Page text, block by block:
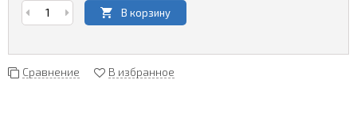
В корзину
Сравнение В избранное